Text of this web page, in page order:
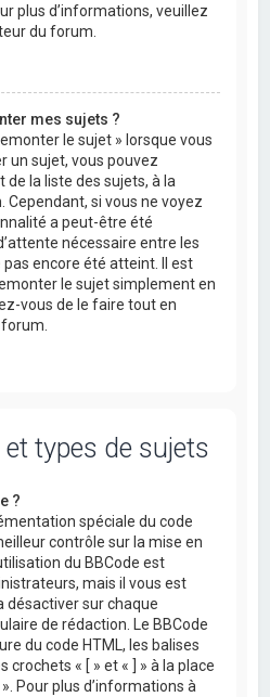
plus d’informations, veuillez
du forum.
mes sujets ?
le sujet » lorsque vous
un sujet, vous pouvez
la liste des sujets, à la
si vous ne voyez
a peut-être été
nécessaire entre les
encore été atteint. Il est
le sujet simplement en
vous de le faire tout en
types de sujets
?
spéciale du code
contrôle sur la mise en
du BBCode est
mais il vous est
désactiver sur chaque
de rédaction. Le BBCode
du code HTML, les balises
« [ » et « ] » à la place
Pour plus d’informations à